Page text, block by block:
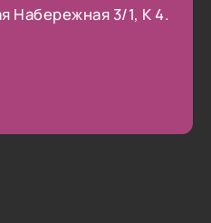
Набережная 3/1, К 4.